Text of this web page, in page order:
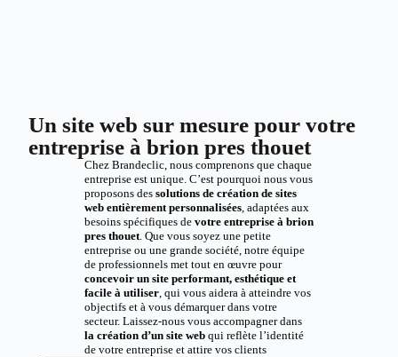
Un site web sur mesure pour votre
entreprise à brion pres thouet
Chez Brandeclic, nous comprenons que chaque
entreprise est unique. C’est pourquoi nous vous
proposons des solutions de création de sites
web entièrement personnalisées, adaptées aux
besoins spécifiques de votre entreprise à brion
pres thouet. Que vous soyez une petite
entreprise ou une grande société, notre équipe
de professionnels met tout en œuvre pour
concevoir un site performant, esthétique et
facile à utiliser, qui vous aidera à atteindre vos
objectifs et à vous démarquer dans votre
secteur. Laissez-nous vous accompagner dans
la création d’un site webqui reflète l’identité
de votre entreprise et attire vos clients